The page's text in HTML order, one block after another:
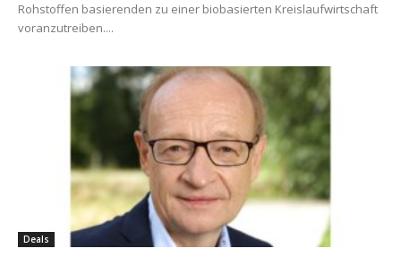
Rohstoffen basierenden zu einer biobasierten Kreislaufwirtschaft
voranzutreiben....
Deals